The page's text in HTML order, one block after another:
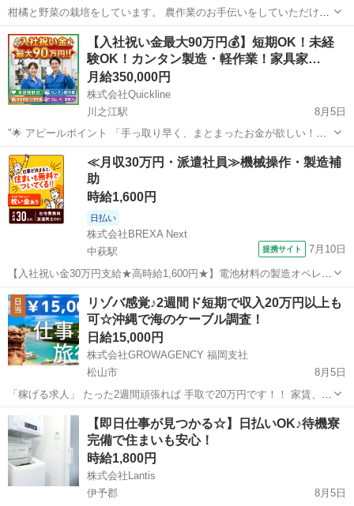
柑橘と野菜の栽培をしています。 農作業のお手伝いをしていただける
方を募集しています。 30〜40代の方が多く活躍し活気溢れる環境で
す。 作業内容は野菜及び柑橘の栽培管理・収穫・片付け等のお手伝い
です。 今後柑橘を中心に規...
愛媛 伊予市 伊予市駅 農業 お手伝いさん
【入社祝い金最大90万円💰】短期OK！未経
験OK！カンタン製造・軽作業！家具家…
月給350,000円
株式会社Quickline
川之江駅
8月5日
"🌟 アピールポイント 「手っ取り早く、まとまったお金が欲しい！」
「今の生活を抜け出して、すぐにでも新生活を始めたい！」 そんなあ
なたの願い、ここで叶えませんか？🤝✨ 全国2万件以上の圧倒的な求人
数の中から、あ...
愛媛 松山市 川之江駅 工場 時給
≪月収30万円・派遣社員≫機械操作・製造補
助
時給1,600円
日払い
株式会社BREXA Next
中萩駅
提携サイト 7月10日
【入社祝い金30万円支給★高時給1,600円★】電池材料の製造オペレー
ター業務！資格・経験不要◎入社後に無料で資格取得も可能★寮費無
料！ワンルーム寮完備！《愛媛県新居浜市》 人気の工場のお仕事 ◇電
池材料の製造オペレーター...
愛媛 新居浜市 中萩駅 その他
リゾバ感覚♪2週間ド短期で収入20万円以上も
可☆沖縄で海のケーブル調査！
日給15,000円
株式会社GROWAGENCY 福岡支社
松山市
8月5日
「稼げる求人」 たった2週間頑張れば 手取で20万円です！！ 家賃、食
費、光熱費もかかりませんので お金はめっちゃ貯まります(笑) 「旅行
気分で働ける」 お住まいの地域から離れて 船で生活なんて旅行みたい
じ...
愛媛 松山市 その他 客室
【即日仕事が見つかる☆】日払いOK♪待機寮
完備で住まいも安心！
時給1,800円
株式会社Lantis
伊予郡
8月5日